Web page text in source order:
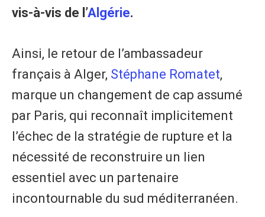
vis-à-vis de l’Algérie.
Ainsi, le retour de l’ambassadeur
français à Alger, Stéphane Romatet,
marque un changement de cap assumé
par Paris, qui reconnaît implicitement
l’échec de la stratégie de rupture et la
nécessité de reconstruire un lien
essentiel avec un partenaire
incontournable du sud méditerranéen.